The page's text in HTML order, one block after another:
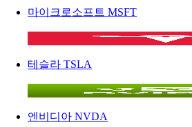
마이크로소프트 MSFT
테슬라 TSLA
엔비디아 NVDA